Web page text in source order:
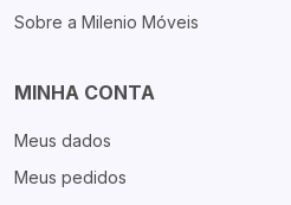
Sobre a Milenio Móveis
MINHA CONTA
Meus dados
Meus pedidos